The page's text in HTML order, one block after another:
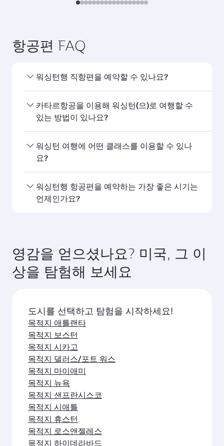
다음 목적지도 좋아하실 것입니
다카
이코노미
출발지 KRW 1840400
항공편 FAQ
워싱턴행 직항편을 예약할 수 있나요?
네, 카타르항공은 워싱턴행 직항편을 운항하고 있습
니다. 홈페이지에서 항공편을 검색하여 운항 시간과
카타르항공을 이용해 워싱턴(으)로 여행할 수
있는 방법이 있나요?